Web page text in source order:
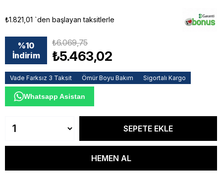
₺1.821,01 `den başlayan taksitlerle
%10
İndirim
₺6.069,75
₺5.463,02
Vade Farksız 3 Taksit Ömür Boyu Bakım Sigortalı Kargo
Whatsapp Asistan